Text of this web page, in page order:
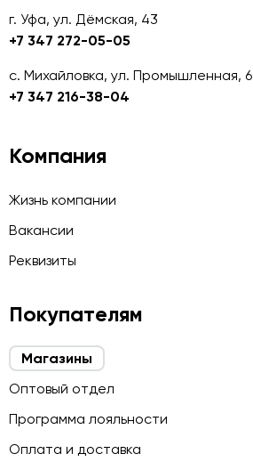
г. Уфа, ул. Дёмская, 43
+7 347 272-05-05
с. Михайловка, ул. Промышленная, 6
+7 347 216-38-04
Компания
Жизнь компании
Вакансии
Реквизиты
Покупателям
Магазины
Оптовый отдел
Программа лояльности
Оплата и доставка